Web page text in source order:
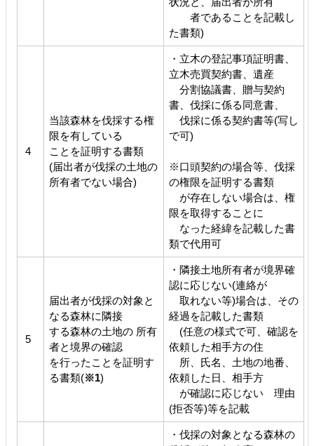
者であることを記載し
た書類)
4
当該森林を伐採する権
限を有している
ことを証明する書類
(届出者が伐採の土地の
所有者でない場合)
・立木の登記事項証明書、
立木売買契約書、遺産
分割協議書、贈与契約
書、伐採に係る同意書、
伐採に係る契約書等(写し
で可)
※口頭契約の場合等、伐採
の権限を証明する書類
が存在しない場合は、権
限を取得することに
なった経緯を記載した書
類で代用可
5
届出者が伐採の対象と
なる森林に隣接
する森林の土地の 所有
者と境界の確認
を行ったことを証明す
る書類(※1)
・隣接土地所有者が境界確
認に応じない(連絡が
取れない等)場合は、その
経過を記載した書類
(任意の様式で可、確認を
依頼した相手方の住
所、氏名、土地の地番、
依頼した日、相手方
が確認に応じない 理由
(拒否等)等を記載
・伐採の対象となる森林の